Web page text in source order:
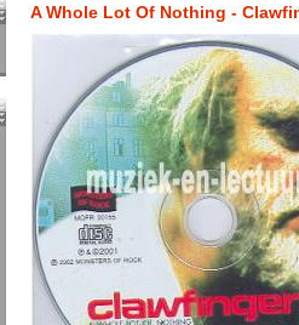
A Whole Lot Of Nothing -